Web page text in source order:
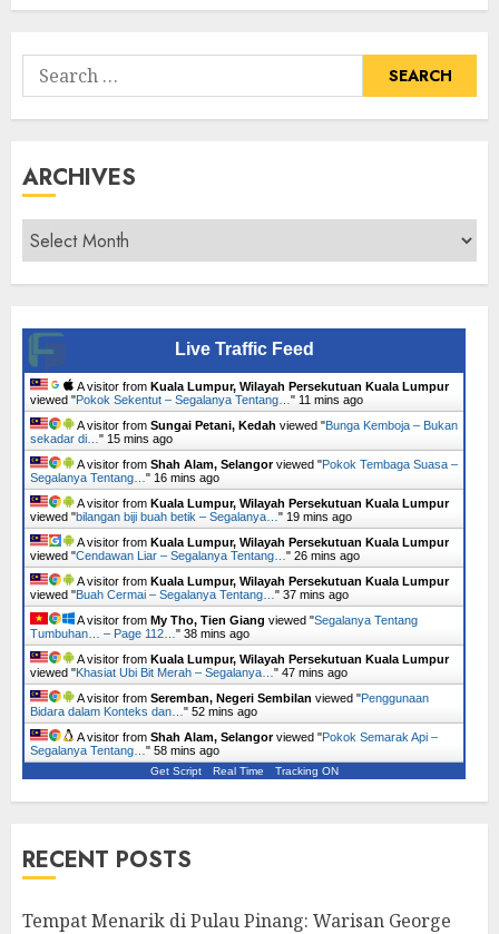
Tumbuhan
Search
for:
ARCHIVES
Archives
Live Traffic Feed
A visitor from Kuala Lumpur, Wilayah Persekutuan Kuala Lumpur
viewed "Pokok Sekentut – Segalanya Tentang… " 11 mins ago
A visitor from Sungai Petani, Kedah viewed "Bunga Kemboja – Bukan
sekadar di… " 15 mins ago
A visitor from Shah Alam, Selangorviewed "Pokok Tembaga Suasa –
Segalanya Tentang… " 16 mins ago
A visitor from Kuala Lumpur, Wilayah Persekutuan Kuala Lumpur
viewed "bilangan biji buah betik – Segalanya… " 19 mins ago
A visitor from Kuala Lumpur, Wilayah Persekutuan Kuala Lumpur
viewed "Cendawan Liar – Segalanya Tentang… " 26 mins ago
A visitor from Kuala Lumpur, Wilayah Persekutuan Kuala Lumpur
viewed "Buah Cermai – Segalanya Tentang… " 37 mins ago
A visitor from My Tho, Tien Giang viewed "Segalanya Tentang
Tumbuhan… – Page 112… " 38 mins ago
A visitor from Kuala Lumpur, Wilayah Persekutuan Kuala Lumpur
viewed "Khasiat Ubi Bit Merah – Segalanya… " 47 mins ago
A visitor from Seremban, Negeri Sembilan viewed "Penggunaan
Bidara dalam Konteks dan… " 52 mins ago
A visitor from Shah Alam, Selangorviewed "Pokok Semarak Api –
Segalanya Tentang… " 58 mins ago
Get Script Real Time Tracking ON
RECENT POSTS
Tempat Menarik di Pulau Pinang: Warisan George